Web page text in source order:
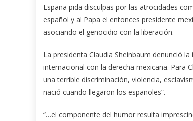
España pida disculpas por las atrocidades
español y al Papa el entonces presidente
asociando el genocidio con la liberación.
La presidenta Claudia Sheinbaum denunció
internacional con la derecha mexicana. Para
una terrible discriminación, violencia,
nació cuando llegaron los españoles”.
“…el componente del humor resulta